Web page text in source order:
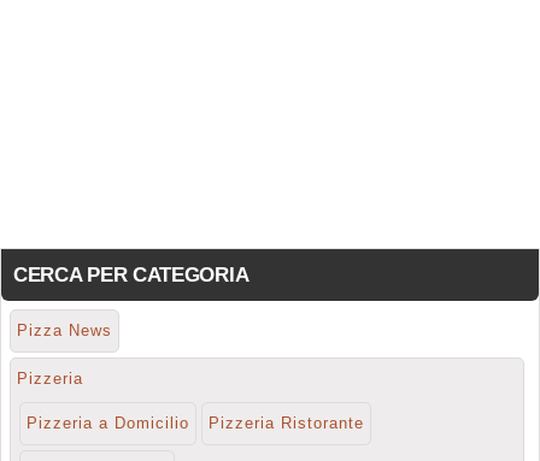
CERCA PER CATEGORIA
Pizza News
Pizzeria
Pizzeria a Domicilio Pizzeria Ristorante